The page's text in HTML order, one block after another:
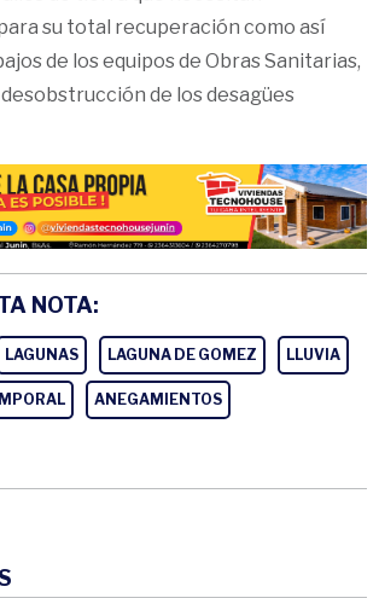
su total recuperación como así
de los equipos de Obras Sanitarias,
de los desagües
NOTA:
LAGUNAS LAGUNA DE GOMEZ LLUVIA
ANEGAMIENTOS